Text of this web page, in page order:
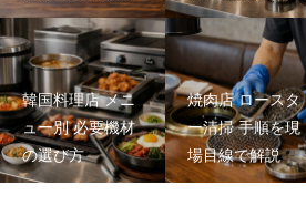
韓国料理店 メニ
ュー別 必要機材
の選び方
焼肉店 ロースタ
ー清掃 手順を現
場目線で解説